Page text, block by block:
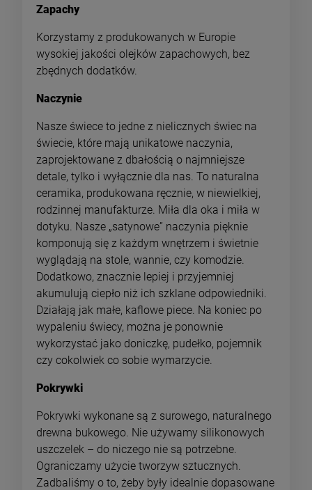
Zapachy
Korzystamy z produkowanych w Europie
wysokiej jakości olejków zapachowych, bez
zbędnych dodatków.
Naczynie
Nasze świece to jedne z nielicznych świec na
świecie, które mają unikatowe naczynia,
zaprojektowane z dbałością o najmniejsze
detale, tylko i wyłącznie dla nas. To naturalna
ceramika, produkowana ręcznie, w niewielkiej,
rodzinnej manufakturze. Miła dla oka i miła w
dotyku. Nasze „satynowe” naczynia pięknie
komponują się z każdym wnętrzem i świetnie
wyglądają na stole, wannie, czy komodzie.
Dodatkowo, znacznie lepiej i przyjemniej
akumulują ciepło niż ich szklane odpowiedniki.
Działają jak małe, kaflowe piece. Na koniec po
wypaleniu świecy, można je ponownie
wykorzystać jako doniczkę, pudełko, pojemnik
czy cokolwiek co sobie wymarzycie.
Pokrywki
Pokrywki wykonane są z surowego, naturalnego
drewna bukowego. Nie używamy silikonowych
uszczelek – do niczego nie są potrzebne.
Ograniczamy użycie tworzyw sztucznych.
Zadbaliśmy o to, żeby były idealnie dopasowane